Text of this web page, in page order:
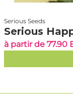
Serious Seeds
Serious
à partir de 77.90